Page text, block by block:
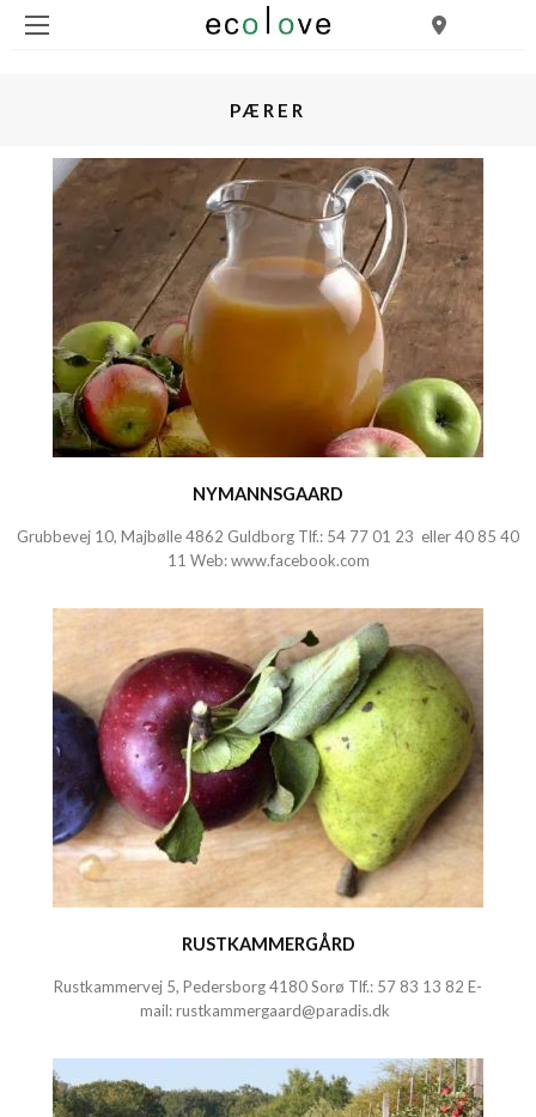
PÆRER
NYMANNSGAARD
Grubbevej 10, Majbølle 4862 Guldborg Tlf.: 54 77 01 23 eller40 85 40
11 Web:www.facebook.com
RUSTKAMMERGÅRD
Rustkammervej 5, Pedersborg 4180 Sorø Tlf.: 57 83 13 82 E-
mail:rustkammergaard@paradis.dk